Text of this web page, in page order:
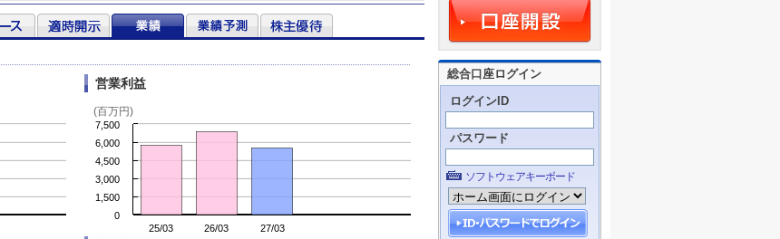
総合口座ログイン
ログインID
パスワード
ソフトウェアキーボード